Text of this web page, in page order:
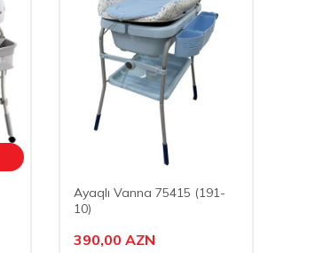
Ayaqlı Vanna 75415 (191-
10)
390,00 AZN